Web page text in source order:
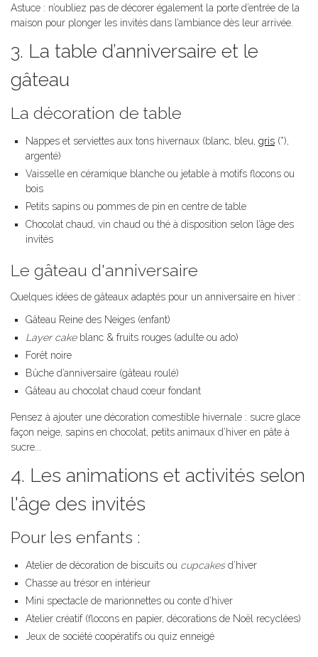
Astuce : n’oubliez pas de décorer également la porte d’entrée de la
maison pour plonger les invités dans l’ambiance dès leur arrivée.
3. La table d’anniversaire et le
gâteau
La décoration de table
Nappes et serviettes aux tons hivernaux (blanc, bleu, gris (*),
argenté)
Vaisselle en céramique blanche ou jetable à motifs flocons ou
bois
Petits sapins ou pommes de pin en centre de table
Chocolat chaud, vin chaud ou thé à disposition selon l’âge des
invités
Le gâteau d'anniversaire
Quelques idées de gâteaux adaptés pour un anniversaire en hiver :
Gâteau Reine des Neiges (enfant)
Layer cakeblanc & fruits rouges (adulte ou ado)
Forêt noire
Bûche d’anniversaire (gâteau roulé)
Gâteau au chocolat chaud cœur fondant
Pensez à ajouter une décoration comestible hivernale : sucre glace
façon neige, sapins en chocolat, petits animaux d’hiver en pâte à
sucre...
4. Les animations et activités selon
l'âge des invités
Pour les enfants :
Atelier de décoration de biscuits ou cupcakesd’hiver
Chasse au trésor en intérieur
Mini spectacle de marionnettes ou conte d’hiver
Atelier créatif (flocons en papier, décorations de Noël recyclées)
Jeux de société coopératifs ou quiz enneigé